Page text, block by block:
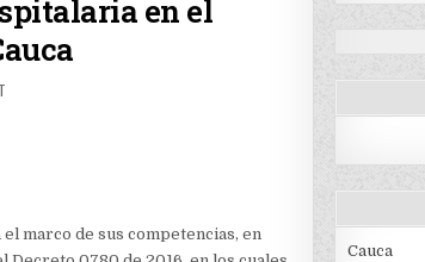
en el
EL
DEPARTAMENTO
marco de sus competencias, en
Cauca